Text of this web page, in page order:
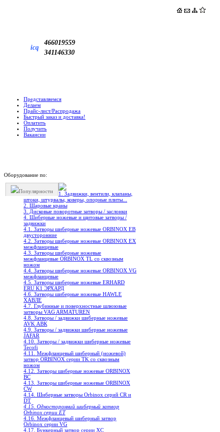
icq
466019559
341146330
Представляемся
Делаем
Прайс-лист/Распродажа
Быстрый заказ и доставка!
Оплатить
Получить
Вакансии
Оборудование по:
Популярности
1. Задвижки, вентили, клапаны,
штоки, штурвалы, коверы, опорные плиты...
2. Шаровые краны
3. Дисковые поворотные затворы / заслонки
4. Шиберные ножевые и щитовые затворы /
задвижки
4.1. Затворы шиберные ножевые ORBINOX EB
двусторонние
4.2. Затворы шиберные ножевые ORBINOX EX
межфланцевые
4.3. Затворы шиберные ножевые
межфланцевые ORBINOX TL со сквозным
ножом
4.4. Затворы шиберные ножевые ORBINOX VG
межфланцевые
4.5. Затворы шиберные ножевые ERHARD
ERU K1 ЭРХАРД
4.6. Затворы шиберные ножевые HAWLE
ХАВЛЕ
4.7. Глубинные и поверхностные шлюзовые
затворы VAG ARMATUREN
4.8. Затворы / задвижки шиберные ножевые
AVK АВК
4.9. Затворы / задвижки шиберные ножевые
JAFAR
4.10. Затворы / задвижки шиберные ножевые
Tecofi
4.11. Межфланцевый шиберный (ножевой)
затвор ORBINOX серии TK со сквозным
ножом
4.12. Затворы шиберные ножевые ORBINOX
BC
4.13. Затворы шиберные ножевые ORBINOX
CW
4.14. Шиберные затворы Orbinox серий CR и
DT
4.15. Односторонний шиберный затвор
Orbinox серии ET
4.16. Межфланцевый шиберный затвор
Orbinox серии VG
4.17. Бункерный затвор серии XC